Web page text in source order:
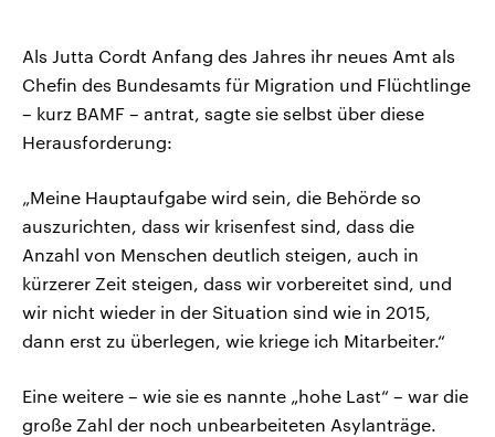
Als Jutta Cordt Anfang des Jahres ihr neues Amt als
Chefin des Bundesamts für Migration und Flüchtlinge
– kurz BAMF – antrat, sagte sie selbst über diese
Herausforderung:
„Meine Hauptaufgabe wird sein, die Behörde so
auszurichten, dass wir krisenfest sind, dass die
Anzahl von Menschen deutlich steigen, auch in
kürzerer Zeit steigen, dass wir vorbereitet sind, und
wir nicht wieder in der Situation sind wie in 2015,
dann erst zu überlegen, wie kriege ich Mitarbeiter.“
Eine weitere – wie sie es nannte „hohe Last“ – war die
große Zahl der noch unbearbeiteten Asylanträge.